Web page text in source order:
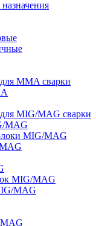
MMA сварки
MIG/MAG сварки
MAG
MIG/MAG
MIG/MAG
MAG